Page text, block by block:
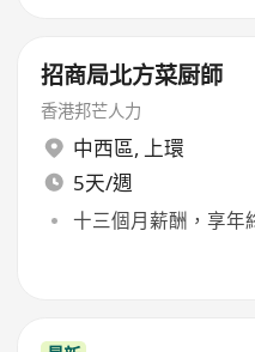
招商局北方菜厨師
香港邦芒人力
中西區, 上環
5天/週
十三個月薪酬，享年